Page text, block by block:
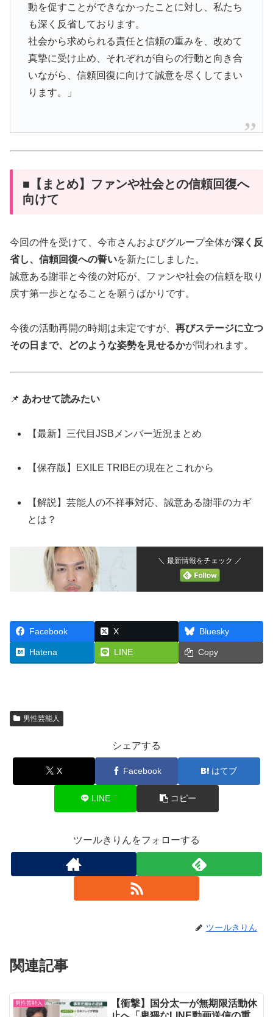
動を促すことができなかったことに対し、私たち
も深く反省しております。
社会から求められる責任と信頼の重みを、改めて
真摯に受け止め、それぞれが自らの行動と向き合
いながら、信頼回復に向けて誠意を尽くしてまい
ります。」
■【まとめ】ファンや社会との信頼回復へ
向けて
今回の件を受けて、今市さんおよびグループ全体が深く反
省し、信頼回復への誓いを新たにしました。
誠意ある謝罪と今後の対応が、ファンや社会の信頼を取り
戻す第一歩となることを願うばかりです。
今後の活動再開の時期は未定ですが、 再びステージに立つ
その日まで、どのような姿勢を見せるかが問われます。
📌 あわせて読みたい
【最新】三代目JSBメンバー近況まとめ
【保存版】EXILE TRIBEの現在とこれから
【解説】芸能人の不祥事対応、誠意ある謝罪のカギ
とは？
＼ 最新情報をチェック ／
Facebook X Bluesky
Hatena LINE Copy
男性芸能人
シェアする
X Facebook はてブ
LINE コピー
ツールきりんをフォローする
ツールきりん
関連記事
男性芸能人
【衝撃】国分太一が無期限活動休